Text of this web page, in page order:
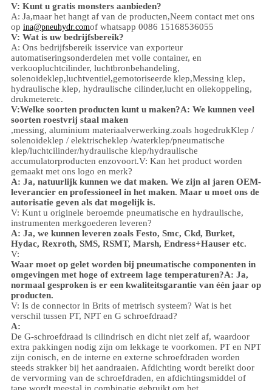
V: Kunt u gratis monsters aanbieden?
A: Ja,maar het hangt af van de producten,Neem contact met ons
op ina@pneuhydr.comof whatsapp 0086 15168536055
V: Wat is uw bedrijfsbereik?
A: Ons bedrijfsbereik isservice van exporteur
automatiseringsonderdelen met volle container, en
verkoopluchtcilinder, luchtbronbehandeling,
solenoïdeklep,luchtventiel,gemotoriseerde klep,Messing klep,
hydraulische klep, hydraulische cilinder,lucht en oliekoppeling,
drukmeteretc.
V:Welke soorten producten kunt u maken?A: We kunnen veel
soorten roestvrij staal maken
,messing, aluminium materiaalverwerking.zoals hogedrukKlep /
solenoïdeklep / elektrischeklep /waterklep/pneumatische
klep/luchtcilinder/hydraulische klep/hydraulische
accumulatorproducten enzovoort.V: Kan het product worden
gemaakt met ons logo en merk?
A: Ja, natuurlijk kunnen we dat maken. We zijn al jaren OEM-
leverancier en professioneel in het maken. Maar u moet ons de
autorisatie geven als dat mogelijk is.
V: Kunt u originele beroemde pneumatische en hydraulische,
instrumenten merkgoederen leveren?
A: Ja, we kunnen leveren zoals Festo, Smc, Ckd, Burket,
Hydac, Rexroth, SMS, RSMT, Marsh, Endress+Hauser etc.
V:
Waar moet op gelet worden bij pneumatische componenten in
omgevingen met hoge of extreem lage temperaturen?A: Ja,
normaal gesproken is er een kwaliteitsgarantie van één jaar op
producten.
V: Is de connector in Brits of metrisch systeem? Wat is het
verschil tussen PT, NPT en G schroefdraad?
A:
De G-schroefdraad is cilindrisch en dicht niet zelf af, waardoor
extra pakkingen nodig zijn om lekkage te voorkomen. PT en NPT
zijn conisch, en de interne en externe schroefdraden worden
steeds strakker bij het aandraaien. Afdichting wordt bereikt door
de vervorming van de schroefdraden, en afdichtingsmiddel of
tape wordt meestal in combinatie gebruikt om het